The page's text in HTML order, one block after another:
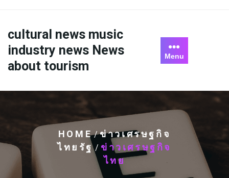
content
cultural news music
industry news News
about tourism
Menu
HOME/ข่าวเศรษฐกิจ
ไทยรัฐ/ ข่าวเศรษฐกิจ
ไทย